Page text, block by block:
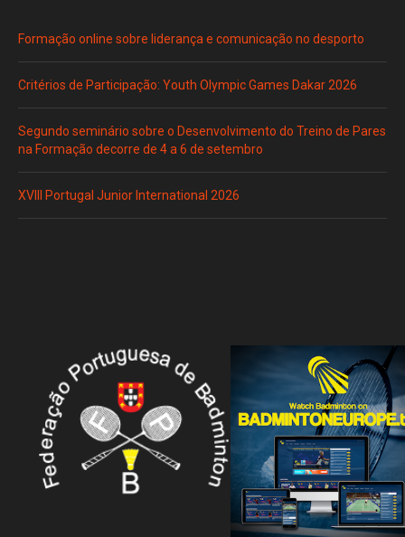
Formação online sobre liderança e comunicação no desporto
Critérios de Participação: Youth Olympic Games Dakar 2026
Segundo seminário sobre o Desenvolvimento do Treino de Pares
na Formação decorre de 4 a 6 de setembro
XVIII Portugal Junior International 2026